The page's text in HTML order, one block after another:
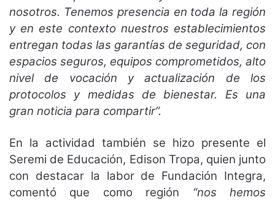
nosotros. Tenemos presencia en toda la región
y en este contexto nuestros establecimientos
entregan todas las garantías de seguridad, con
espacios seguros, equipos comprometidos, alto
nivel de vocación y actualización de los
protocolos y medidas de bienestar. Es una
gran noticia para compartir”.
En la actividad también se hizo presente el
Seremi de Educación, Edison Tropa, quien junto
con destacar la labor de Fundación Integra,
comentó que como región “nos hemos